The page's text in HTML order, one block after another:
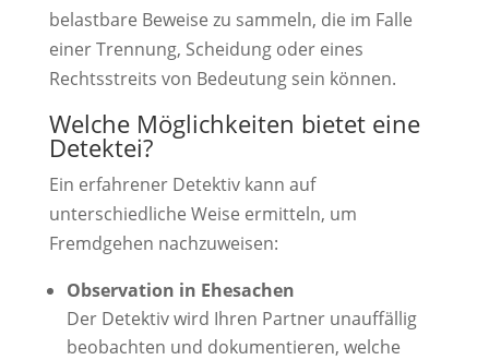
belastbare Beweise zu sammeln, die im Falle
einer Trennung, Scheidung oder eines
Rechtsstreits von Bedeutung sein können.
Welche Möglichkeiten bietet eine
Detektei?
Ein erfahrener Detektiv kann auf
unterschiedliche Weise ermitteln, um
Fremdgehen nachzuweisen:
Observation in Ehesachen
Der Detektiv wird Ihren Partner unauffällig
beobachten und dokumentieren, welche